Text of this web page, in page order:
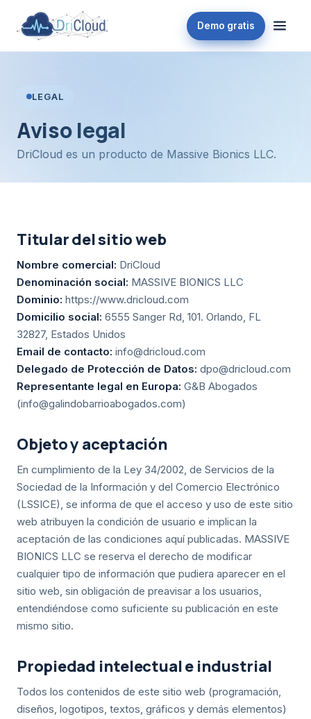
Demo gratis
LEGAL
Aviso legal
DriCloud es un producto de Massive Bionics LLC.
Titular del sitio web
Nombre comercial: DriCloud
Denominación social: MASSIVE BIONICS LLC
Dominio: https://www.dricloud.com
Domicilio social: 6555 Sanger Rd, 101. Orlando, FL
32827, Estados Unidos
Email de contacto: info@dricloud.com
Delegado de Protección de Datos: dpo@dricloud.com
Representante legal en Europa: G&B Abogados
(info@galindobarrioabogados.com)
Objeto y aceptación
En cumplimiento de la Ley 34/2002, de Servicios de la
Sociedad de la Información y del Comercio Electrónico
(LSSICE), se informa de que el acceso y uso de este sitio
web atribuyen la condición de usuario e implican la
aceptación de las condiciones aquí publicadas. MASSIVE
BIONICS LLC se reserva el derecho de modificar
cualquier tipo de información que pudiera aparecer en el
sitio web, sin obligación de preavisar a los usuarios,
entendiéndose como suficiente su publicación en este
mismo sitio.
Propiedad intelectual e industrial
Todos los contenidos de este sitio web (programación,
diseños, logotipos, textos, gráficos y demás elementos)